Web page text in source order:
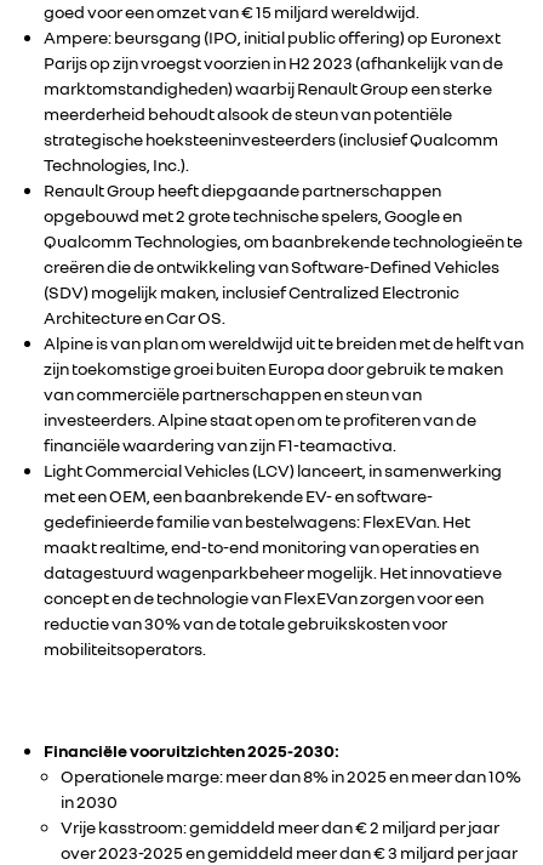
goed voor een omzet van € 15 miljard wereldwijd.
Ampere: beursgang (IPO, initial public offering) op Euronext
Parijs op zijn vroegst voorzien in H2 2023 (afhankelijk van de
marktomstandigheden) waarbij Renault Group een sterke
meerderheid behoudt alsook de steun van potentiële
strategische hoeksteeninvesteerders (inclusief Qualcomm
Technologies, Inc.).
Renault Group heeft diepgaande partnerschappen
opgebouwd met 2 grote technische spelers, Google en
Qualcomm Technologies, om baanbrekende technologieën te
creëren die de ontwikkeling van Software-Defined Vehicles
(SDV) mogelijk maken, inclusief Centralized Electronic
Architecture en Car OS.
Alpine is van plan om wereldwijd uit te breiden met de helft van
zijn toekomstige groei buiten Europa door gebruik te maken
van commerciële partnerschappen en steun van
investeerders. Alpine staat open om te profiteren van de
financiële waardering van zijn F1-teamactiva.
Light Commercial Vehicles (LCV) lanceert, in samenwerking
met een OEM, een baanbrekende EV- en software-
gedefinieerde familie van bestelwagens: FlexEVan. Het
maakt realtime, end-to-end monitoring van operaties en
datagestuurd wagenparkbeheer mogelijk. Het innovatieve
concept en de technologie van FlexEVan zorgen voor een
reductie van 30% van de totale gebruikskosten voor
mobiliteitsoperators.
Financiële vooruitzichten 2025-2030:
Operationele marge: meer dan 8% in 2025 en meer dan 10%
in 2030
Vrije kasstroom: gemiddeld meer dan € 2 miljard per jaar
over 2023-2025 en gemiddeld meer dan € 3 miljard per jaar